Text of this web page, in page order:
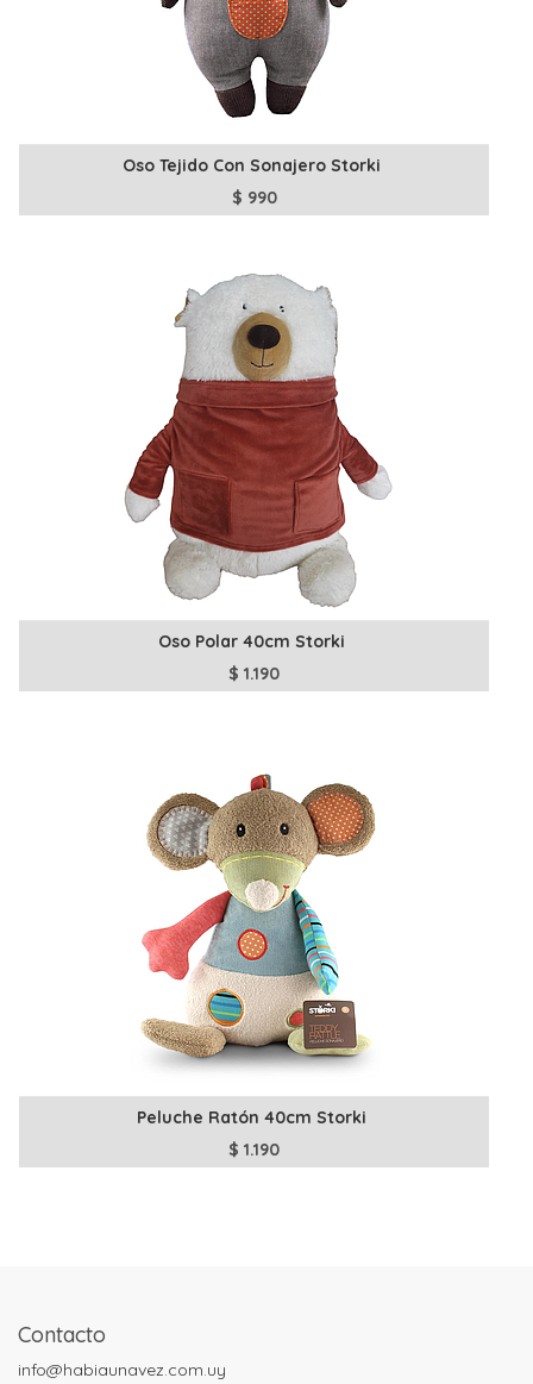
Oso Tejido Con Sonajero Storki
$ 990
Oso Polar 40cm Storki
$1.190
Peluche Ratón 40cm Storki
$1.190
Contacto
info@habiaunavez.com.uy